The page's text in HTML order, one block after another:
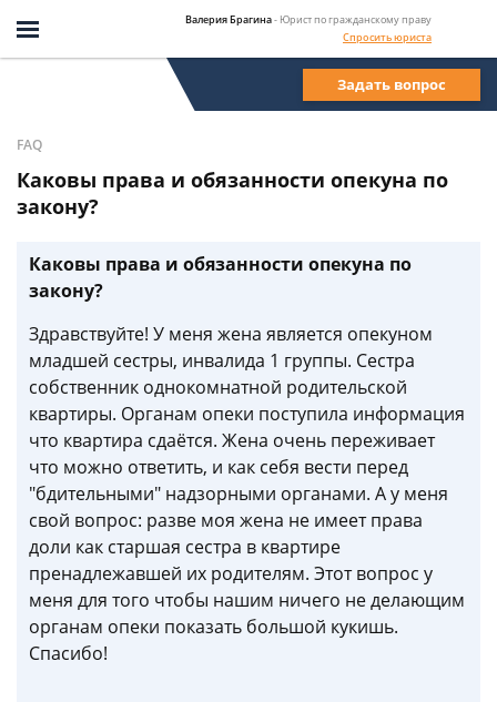
Валерия Брагина- Юрист по гражданскому праву
Спросить юриста
Задать вопрос
FAQ
Каковы права и обязанности опекуна по
закону?
Каковы права и обязанности опекуна по
закону?
Здравствуйте! У меня жена является опекуном
младшей сестры, инвалида 1 группы. Сестра
собственник однокомнатной родительской
квартиры. Органам опеки поступила информация
что квартира сдаётся. Жена очень переживает
что можно ответить, и как себя вести перед
"бдительными" надзорными органами. А у меня
свой вопрос: разве моя жена не имеет права
доли как старшая сестра в квартире
пренадлежавшей их родителям. Этот вопрос у
меня для того чтобы нашим ничего не делающим
органам опеки показать большой кукишь.
Спасибо!